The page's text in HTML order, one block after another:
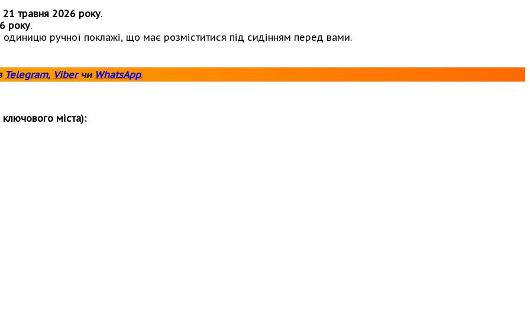
21 травня 2026 року.
року.
ручної поклажі, що має розміститися під сидінням перед вами.
Telegram, Viber чи WhatsApp.
міста):